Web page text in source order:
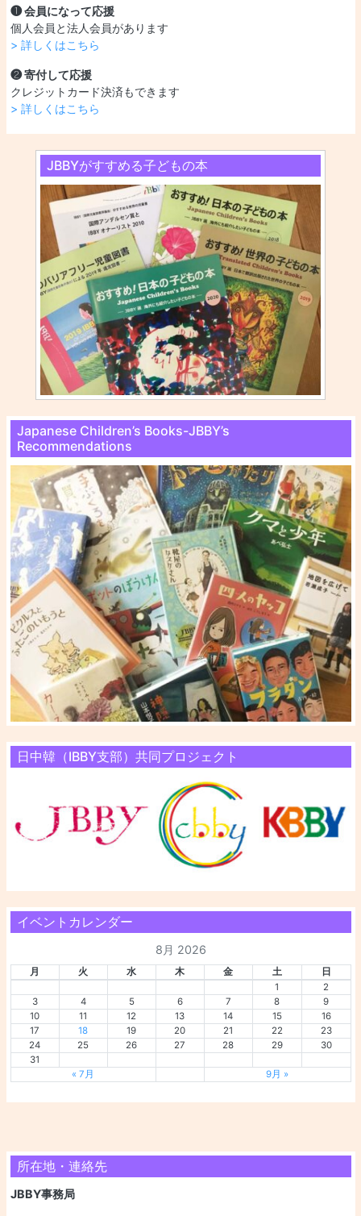
❶ 会員になって応援
個人会員と法人会員があります
> 詳しくはこちら
❷ 寄付して応援
クレジットカード決済もできます
> 詳しくはこちら
JBBYがすすめる子どもの本
Japanese Children’s Books-JBBY’s
Recommendations
日中韓（IBBY支部）共同プロジェクト
イベントカレンダー
8月 2026
月 火 水 木 金 土
日
1
2
3
4 5 6 7 8
9
10
11 12 13 14 15
16
17
18 19 20 21 22
23
24
25 26 27 28 29
30
31
« 7月
9月 »
所在地・連絡先
JBBY事務局